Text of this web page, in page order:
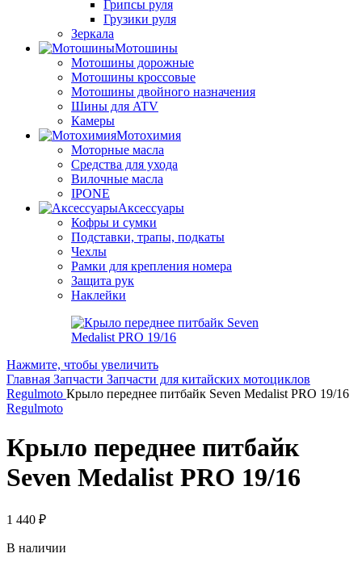
Грипсы руля
Грузики руля
Зеркала
Мотошины
Мотошины дорожные
Мотошины кроссовые
Мотошины двойного назначения
Шины для ATV
Камеры
Мотохимия
Моторные масла
Средства для ухода
Вилочные масла
IPONE
Аксессуары
Кофры и сумки
Подставки, трапы, подкаты
Чехлы
Рамки для крепления номера
Защита рук
Наклейки
Нажмите, чтобы увеличить
Главная Запчасти Запчасти для китайских мотоциклов
Regulmoto Крыло переднее питбайк Seven Medalist PRO 19/16
Regulmoto
Крыло переднее питбайк
Seven Medalist PRO 19/16
1 440 ₽
В наличии